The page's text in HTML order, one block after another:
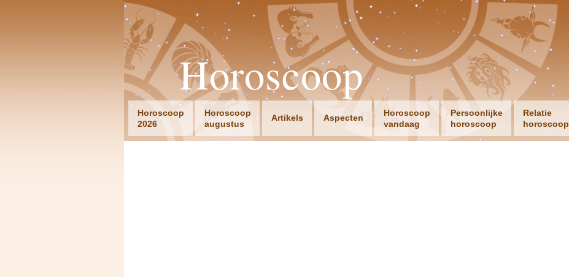
Horoscoop
Horoscoop
2026
Horoscoop
augustus
Artikels Aspecten
Horoscoop
vandaag
Persoonlijke
horoscoop
Relatie
horoscoop